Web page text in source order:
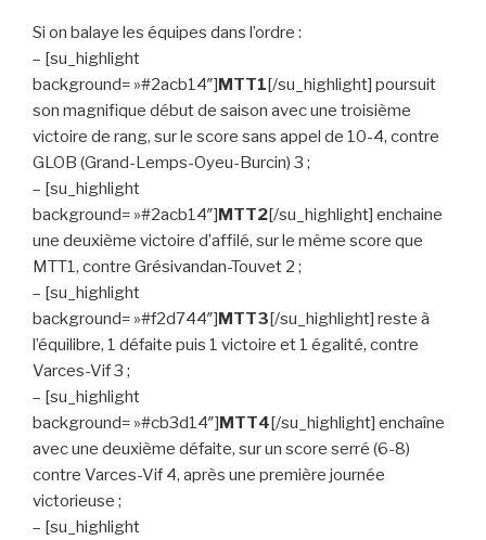
Si on balaye les équipes dans l’ordre :
– [su_highlight
background= »#2acb14″]MTT1[/su_highlight] poursuit
son magnifique début de saison avec une troisième
victoire de rang, sur le score sans appel de 10-4, contre
GLOB (Grand-Lemps-Oyeu-Burcin) 3 ;
– [su_highlight
background= »#2acb14″]MTT2[/su_highlight] enchaine
une deuxième victoire d’affilé, sur le même score que
MTT1, contre Grésivandan-Touvet 2 ;
– [su_highlight
background= »#f2d744″]MTT3[/su_highlight] reste à
l’équilibre, 1 défaite puis 1 victoire et 1 égalité, contre
Varces-Vif 3 ;
– [su_highlight
background= »#cb3d14″]MTT4[/su_highlight] enchaîne
avec une deuxième défaite, sur un score serré (6-8)
contre Varces-Vif 4, après une première journée
victorieuse ;
– [su_highlight